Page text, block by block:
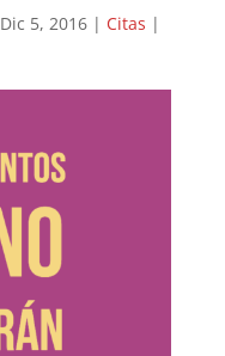
Dic 5, 2016| Citas |